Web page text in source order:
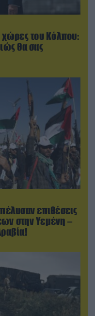
χώρες του Κόλπου:
θα σας
επιθέσεις
στην Υεμένη –